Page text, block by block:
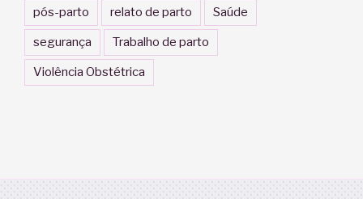
pós-parto relato de parto Saúde
segurança Trabalho de parto
Violência Obstétrica